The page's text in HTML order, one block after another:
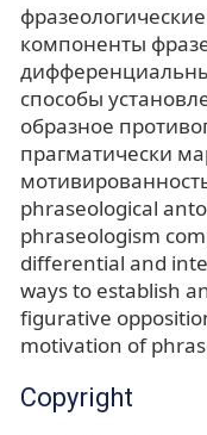
компоненты
способы
образное
прагматически
phraseological
phraseologism
differential and
ways to establish
figurative
motivation of
Copyright